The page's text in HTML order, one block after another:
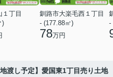
１丁目
)
釧路市大楽毛西１丁目
- (177.88㎡)
78万円
-
地渡し予定】愛国東1丁目売り土地